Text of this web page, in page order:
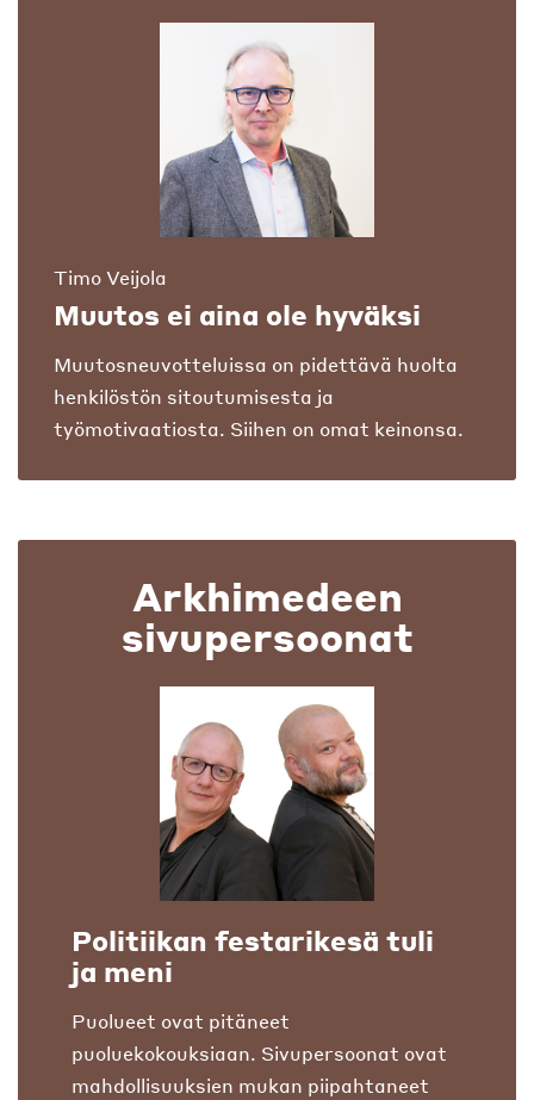
Timo Veijola
Muutos ei aina ole hyväksi
Muutosneuvotteluissa on pidettävä huolta
henkilöstön sitoutumisesta ja
työmotivaatiosta. Siihen on omat keinonsa.
Arkhimedeen
sivupersoonat
Politiikan festarikesä tuli
ja meni
Puolueet ovat pitäneet
puoluekokouksiaan. Sivupersoonat ovat
mahdollisuuksien mukan piipahtaneet